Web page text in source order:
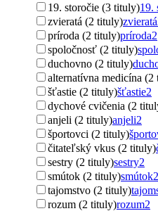
19. storočie (3 tituly)19.
zvieratá (2 tituly)zvieratá
príroda (2 tituly)príroda2
spoločnosť (2 tituly)
duchovno (2 tituly)
alternatívna medicína (2
šťastie (2 tituly)šťastie2
dychové cvičenia (2
anjeli (2 tituly)anjeli2
športovci (2 tituly)
čitateľský vkus (2 tituly)
sestry (2 tituly)sestry2
smútok (2 tituly)smútok2
tajomstvo (2 tituly)
rozum (2 tituly)rozum2